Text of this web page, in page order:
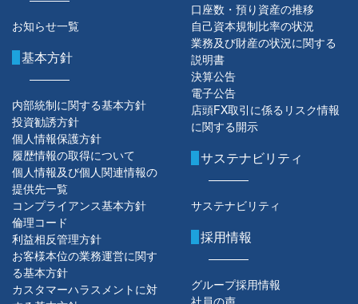
お知らせ一覧
口座数・預り資産の推移
自己資本規制比率の状況
業務及び財産の状況に関する
説明書
決算公告
電子公告
店頭FX取引に係るリスク情報
に関する開示
基本方針
内部統制に関する基本方針
投資勧誘方針
個人情報保護方針
履歴情報の取得について
個人情報及び個人関連情報の
提供先一覧
コンプライアンス基本方針
倫理コード
利益相反管理方針
お客様本位の業務運営に関す
る基本方針
カスタマーハラスメントに対
サステナビリティ
サステナビリティ
採用情報
グループ採用情報